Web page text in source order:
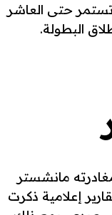
حتى العاشر
البطولة.
إلى نادي النصر في أواخر عام 2022 بعد مغادرته مانشستر
إعلامية ذكرت